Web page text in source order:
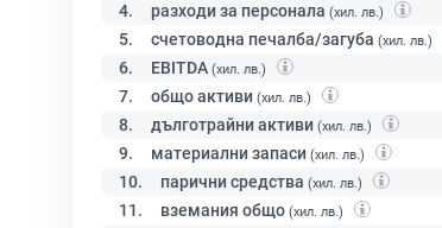
4. разходи за персонала (хил. лв.)
5. счетоводна печалба/загуба (хил. лв.)
6. EBITDA (хил. лв.)
7. общо активи (хил. лв.)
8. дълготрайни активи (хил. лв.)
9. материални запаси (хил. лв.)
10. парични средства (хил. лв.)
11. вземания общо (хил. лв.)